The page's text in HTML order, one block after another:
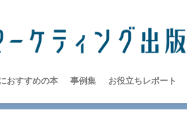
おすすめの本 事例集 お役立ちレポート